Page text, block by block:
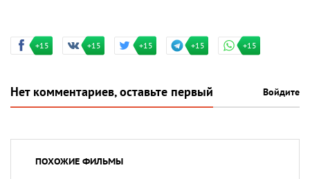
+15 +15 +15 +15 +15
Нет комментариев, оставьте первый Войдите
ПОХОЖИЕ ФИЛЬМЫ